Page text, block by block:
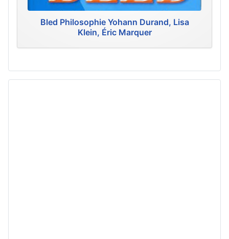
Bled Philosophie Yohann Durand, Lisa
Klein, Éric Marquer